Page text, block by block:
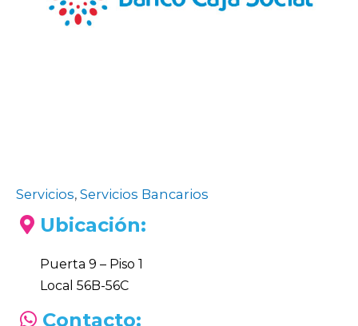
Servicios, Servicios Bancarios
Ubicación:
Puerta 9 – Piso 1
Local 56B-56C
Contacto: